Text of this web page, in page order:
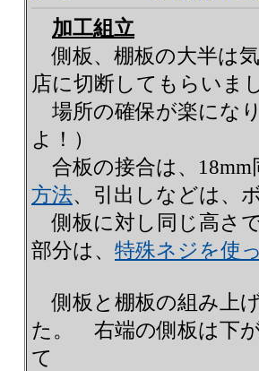
加工組立
側板、棚板の大半は
店に切断してもらいま
場所の確保が楽にな
よ！）
合板の接合は、18mm
方法、引出しなどは、
側板に対し同じ高さ
部分は、 特殊ネジを使
側板と棚板の組み上
た。 右端の側板は下
て